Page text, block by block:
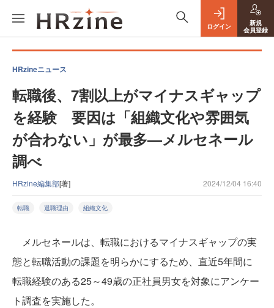
ログイン
新規
会員登録
HRzineニュース
転職後、7割以上がマイナスギャップ
を経験 要因は「組織文化や雰囲気
が合わない」が最多—メルセネール
調べ
HRzine編集部[著] 2024/12/04 16:40
転職 退職理由 組織文化
メルセネールは、転職におけるマイナスギャップの実
態と転職活動の課題を明らかにするため、直近5年間に
転職経験のある25～49歳の正社員男女を対象にアンケー
ト調査を実施した。